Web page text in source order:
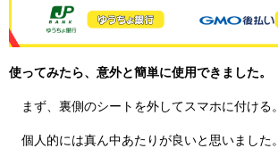
使ってみたら、意外と簡単に使用できました。
まず、裏側のシートを外してスマホに付ける。
個人的には真ん中あたりが良いと思いました。